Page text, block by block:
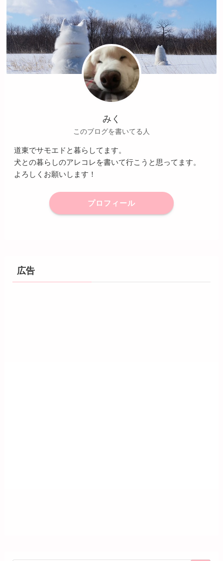
みく
このブログを書いてる人
道東でサモエドと暮らしてます。
犬との暮らしのアレコレを書いて行こうと思ってます。
よろしくお願いします！
プロフィール
広告